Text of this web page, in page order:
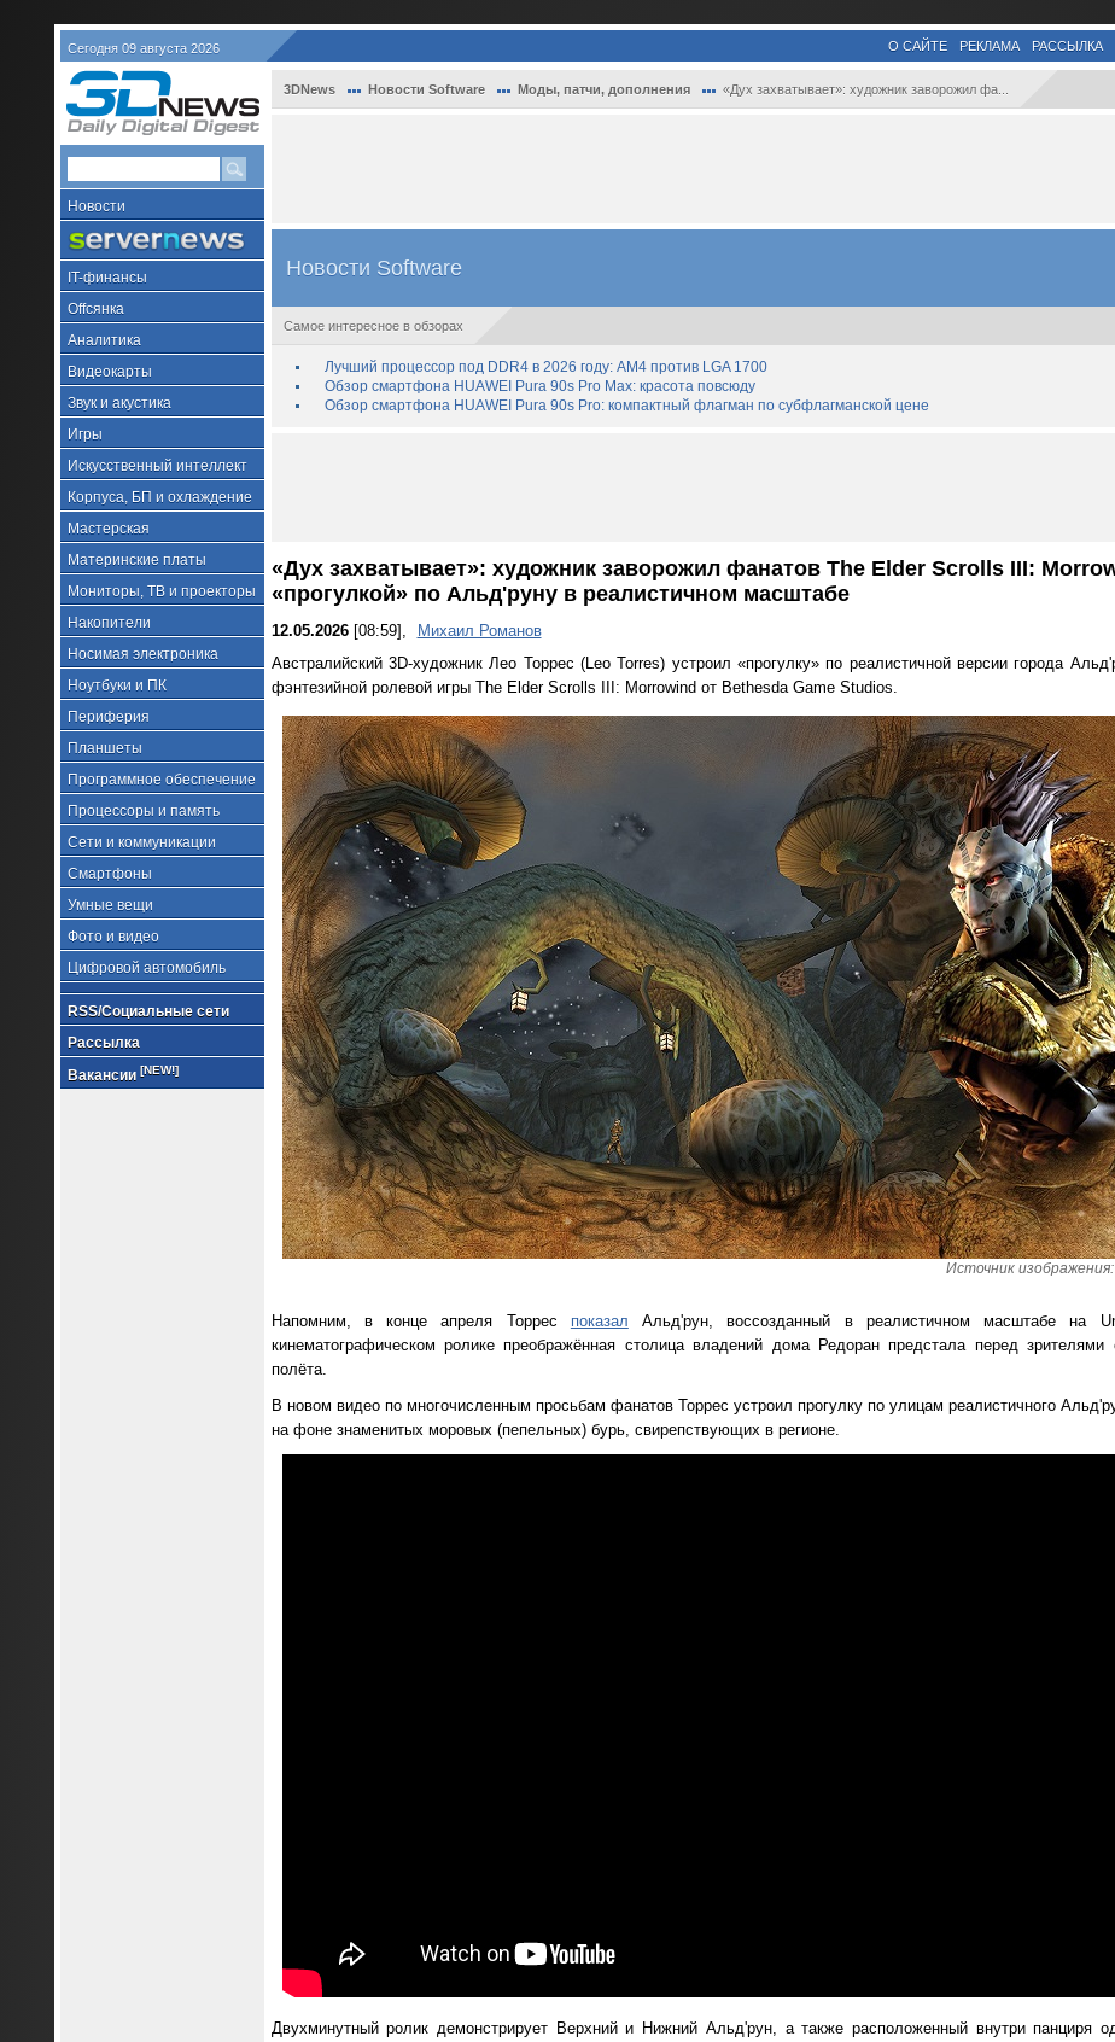
Сегодня 09 августа 2026 О САЙТЕ РЕКЛАМА РАССЫЛКА
Новости
IT-финансы
Offсянка
Аналитика
Видеокарты
Звук и акустика
Игры
Искусственный интеллект
Корпуса, БП и охлаждение
Мастерская
Материнские платы
Мониторы, ТВ и проекторы
Накопители
Носимая электроника
Ноутбуки и ПК
Периферия
Планшеты
Программное обеспечение
Процессоры и память
Сети и коммуникации
Смартфоны
Умные вещи
Фото и видео
Цифровой автомобиль
RSS/Социальные сети
Рассылка
Вакансии [NEW!]
3DNews Новости Software Моды, патчи, дополнения «Дух захватывает»: художник заворожил фа...
Новости Software
Самое интересное в обзорах
Лучший процессор под DDR4 в 2026 году: AM4 против LGA 1700
Обзор смартфона HUAWEI Pura 90s Pro Max: красота повсюду
Обзор смартфона HUAWEI Pura 90s Pro: компактный флагман по субфлагманской цене
«Дух захватывает»: художник заворожил фанатов The Elder Scrolls III:
«прогулкой» по Альд'руну в реалистичном масштабе
12.05.2026[08:59],
Михаил Романов
Австралийский 3D-художник Лео Торрес (Leo Torres) устроил «прогулку» по реалистичной версии города
фэнтезийной ролевой игры The Elder Scrolls III: Morrowind от Bethesda Game Studios.
Источник
Напомним, в конце апреля Торрес показал Альд'рун, воссозданный в реалистичном масштабе на
кинематографическом ролике преображённая столица владений дома Редоран предстала перед зрителями
полёта.
В новом видео по многочисленным просьбам фанатов Торрес устроил прогулку по улицам реалистичного
на фоне знаменитых моровых (пепельных) бурь, свирепствующих в регионе.
Двухминутный ролик демонстрирует Верхний и Нижний Альд'рун, а также расположенный внутри панциря